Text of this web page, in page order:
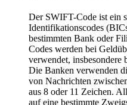
Der SWIFT-Code ist ein
Identifikationscodes
bestimmten Bank oder
Codes werden bei
verwendet, insbesondere
Die Banken verwenden
von Nachrichten
aus 8 oder 11 Zeichen.
auf eine bestimmte